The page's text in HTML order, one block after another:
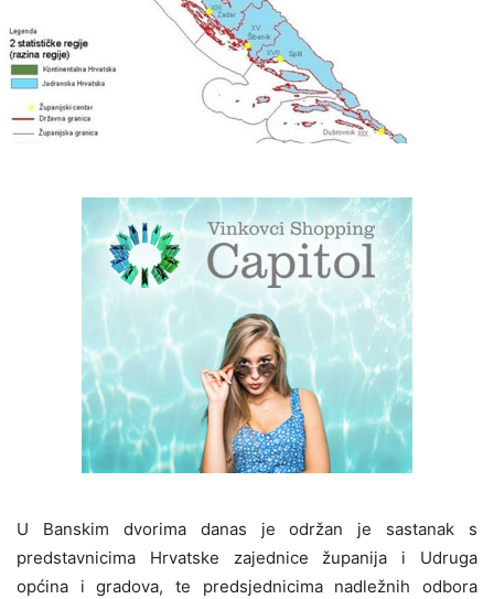
U Banskim dvorima danas je održan je sastanak s
predstavnicima Hrvatske zajednice županija i Udruga
općina i gradova, te predsjednicima nadležnih odbora